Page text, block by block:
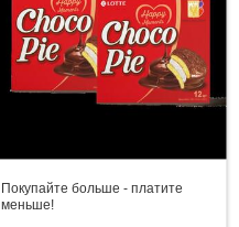
Покупайте больше - платите
меньше!